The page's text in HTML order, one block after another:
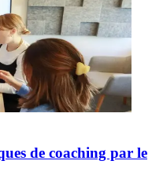
de coaching par le